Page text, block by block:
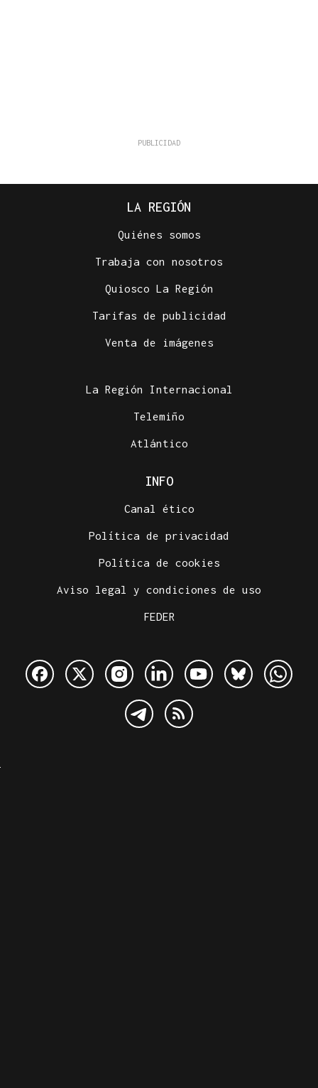
LA REGIÓN
Quiénes somos
Trabaja con nosotros
Quiosco La Región
Tarifas de publicidad
Venta de imágenes
La Región Internacional
Telemiño
Atlántico
INFO
Canal ético
Política de privacidad
Política de cookies
Aviso legal y condiciones de uso
FEDER